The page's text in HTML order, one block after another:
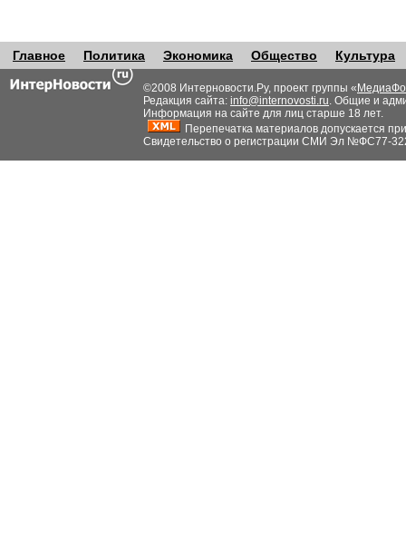
Главное Политика Экономика Общество Культура
©2008 Интерновости.Ру, проект группы «
Редакция сайта: info@internovosti.ru. Общие и
Информация на сайте для лиц старше 18 лет.
Перепечатка материалов допускается
Свидетельство о регистрации СМИ Эл №ФС77-